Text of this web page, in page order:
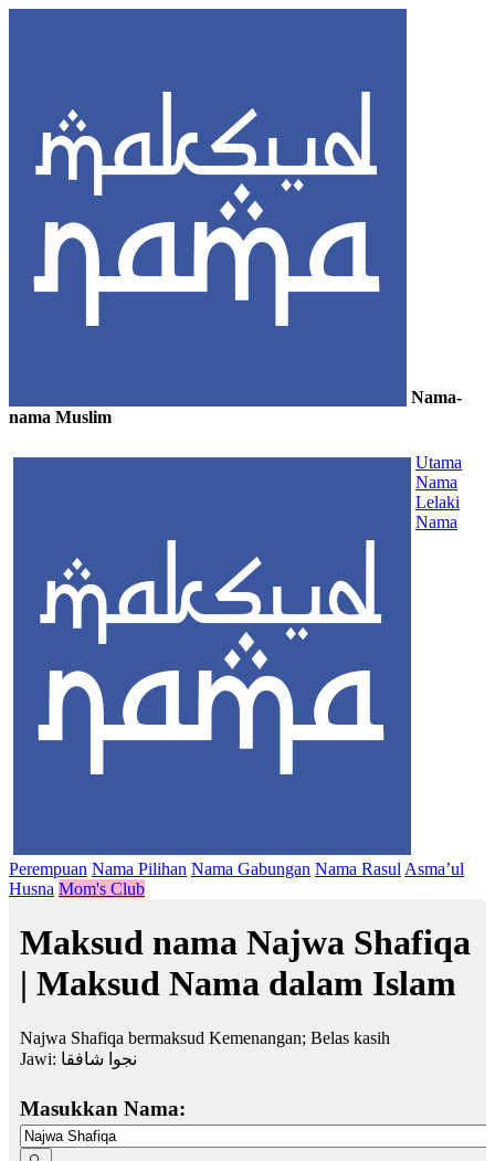
Nama-
nama Muslim
Utama
Nama
Lelaki
Nama
Perempuan Nama Pilihan Nama Gabungan Nama Rasul Asma’ul
Husna Mom's Club
Maksud nama Najwa Shafiqa
| Maksud Nama dalam Islam
Najwa Shafiqa bermaksud Kemenangan; Belas kasih
Jawi: نجوا شافقا
Masukkan Nama: